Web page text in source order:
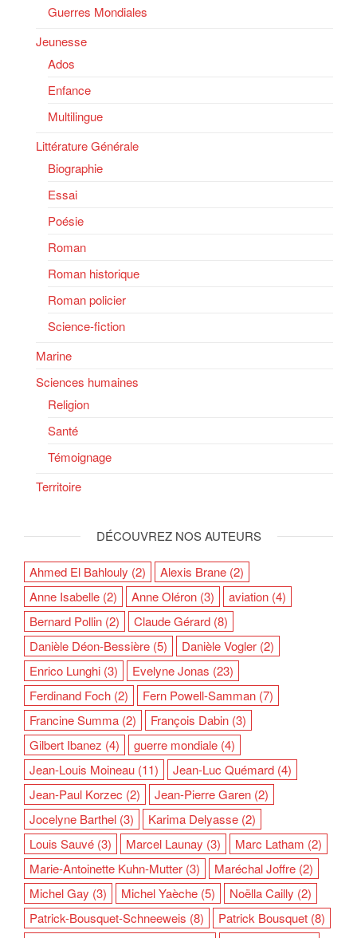
Guerres Mondiales
Jeunesse
Ados
Enfance
Multilingue
Littérature Générale
Biographie
Essai
Poésie
Roman
Roman historique
Roman policier
Science-fiction
Marine
Sciences humaines
Religion
Santé
Témoignage
Territoire
DÉCOUVREZ NOS AUTEURS
Ahmed El Bahlouly (2) Alexis Brane (2)
Anne Isabelle (2) Anne Oléron (3) aviation (4)
Bernard Pollin (2) Claude Gérard (8)
Danièle Déon-Bessière (5) Danièle Vogler (2)
Enrico Lunghi (3) Evelyne Jonas (23)
Ferdinand Foch (2) Fern Powell-Samman (7)
Francine Summa (2) François Dabin (3)
Gilbert Ibanez (4) guerre mondiale (4)
Jean-Louis Moineau (11) Jean-Luc Quémard (4)
Jean-Paul Korzec (2) Jean-Pierre Garen (2)
Jocelyne Barthel (3) Karima Delyasse (2)
Louis Sauvé (3) Marcel Launay (3) Marc Latham (2)
Marie-Antoinette Kuhn-Mutter (3) Maréchal Joffre (2)
Michel Gay (3) Michel Yaèche (5) Noëlla Cailly (2)
Patrick-Bousquet-Schneeweis (8) Patrick Bousquet (8)